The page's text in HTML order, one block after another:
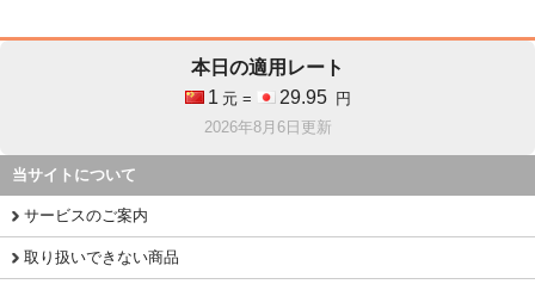
本日の適用レート
1 元 = 29.95
円
2026年8月6日更新
当サイトについて
サービスのご案内
取り扱いできない商品